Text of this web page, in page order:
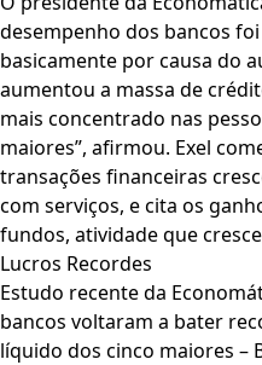
desempenho dos bancos
basicamente por causa do
aumentou a massa de
mais concentrado nas
maiores”, afirmou. Exel
transações financeiras
com serviços, e cita os
fundos, atividade que
Lucros Recordes
Estudo recente da
bancos voltaram a bater
líquido dos cinco maiores –